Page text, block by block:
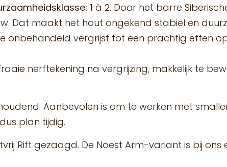
1 à 2. Door het barre
Dat maakt het hout ongekend stabiel en
onbehandeld vergrijst tot een prachtig effen
nerftekening na vergrijzing, makkelijk te
Aanbevolen is om te werken met
plan tijdig.
Rift gezaagd. De Noest Arm-variant is bij ons